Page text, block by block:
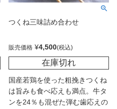
つくね三味詰め合わせ
販売価格 ¥4,500
在庫切れ
国産若鶏を使った粗挽きつくね
は旨みも食べ応えも満点。牛タ
ンを24％も混ぜた弾む歯応えの